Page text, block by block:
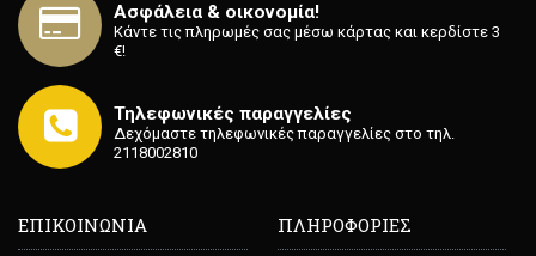
Ασφάλεια & οικονομία!
Κάντε τις πληρωμές σας μέσω κάρτας και κερδίστε 3
€!
Τηλεφωνικές παραγγελίες
Δεχόμαστε τηλεφωνικές παραγγελίες στο τηλ.
2118002810
ΕΠΙΚΟΙΝΩΝΙΑ ΠΛΗΡΟΦΟΡΙΕΣ